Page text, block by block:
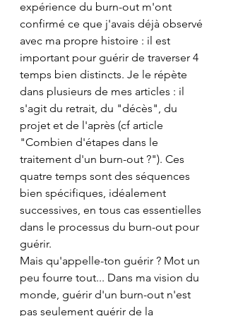
expérience du burn-out m'ont
confirmé ce que j'avais déjà observé
avec ma propre histoire : il est
important pour guérir de traverser 4
temps bien distincts. Je le répète
dans plusieurs de mes articles : il
s'agit du retrait, du "décès", du
projet et de l'après (cf article
"Combien d'étapes dans le
traitement d'un burn-out ?"). Ces
quatre temps sont des séquences
bien spécifiques, idéalement
successives, en tous cas essentielles
dans le processus du burn-out pour
guérir.
Mais qu'appelle-ton guérir ? Mot un
peu fourre tout... Dans ma vision du
monde, guérir d'un burn-out n'est
pas seulement guérir de la